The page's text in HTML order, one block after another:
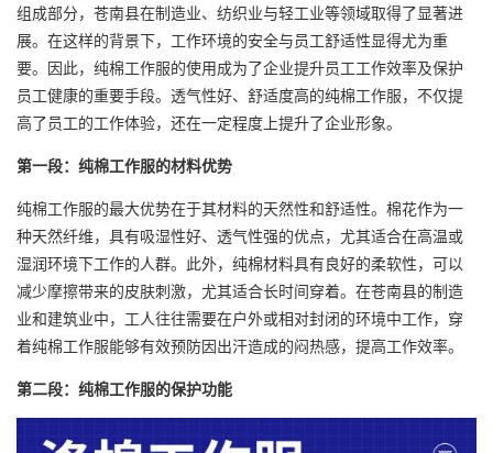
组成部分，苍南县在制造业、纺织业与轻工业等领域取得了显著进
展。在这样的背景下，工作环境的安全与员工舒适性显得尤为重
要。因此， 纯棉工作服的使用成为了企业提升员工工作效率及保护
员工健康的重要手段。透气性好、舒适度高的纯棉工作服，不仅提
高了员工的工作体验，还在一定程度上提升了企业形象。
第一段：纯棉工作服的材料优势
纯棉工作服的最大优势在于其材料的天然性和舒适性。棉花作为一
种天然纤维，具有吸湿性好、透气性强的优点，尤其适合在高温或
湿润环境下工作的人群。此外，纯棉材料具有良好的柔软性，可以
减少摩擦带来的皮肤刺激，尤其适合长时间穿着。在苍南县的制造
业和建筑业中，工人往往需要在户外或相对封闭的环境中工作，穿
着纯棉工作服能够有效预防因出汗造成的闷热感，提高工作效率。
第二段：纯棉工作服的保护功能